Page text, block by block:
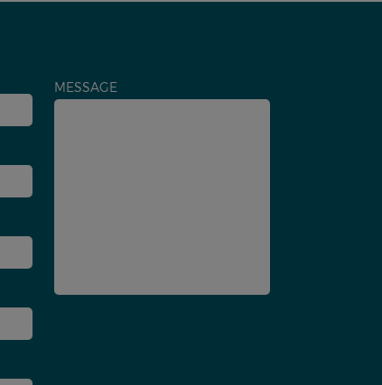
MESSAGE